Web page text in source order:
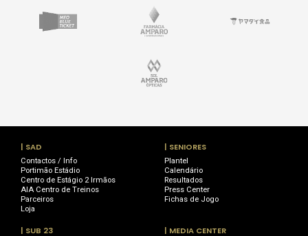
| SAD
Contactos / Info
Portimão Estádio
Centro de Estágio 2 Irmãos
AIA Centro de Treinos
Parceiros
Loja
| SENIORES
Plantel
Calendário
Resultados
Press Center
Fichas de Jogo
| SUB 23 | MEDIA CENTER